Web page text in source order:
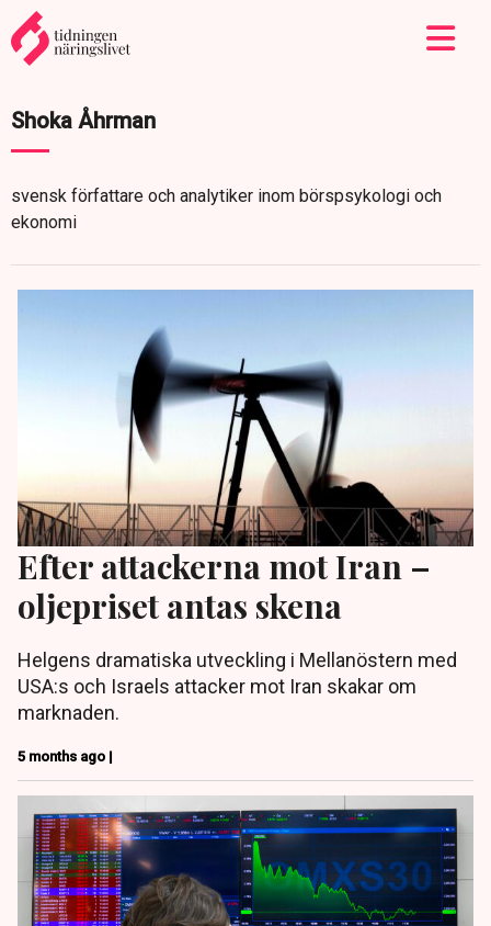
Shoka Åhrman
svensk författare och analytiker inom börspsykologi och
ekonomi
Efter attackerna mot Iran –
oljepriset antas skena
Helgens dramatiska utveckling i Mellanöstern med
USA:s och Israels attacker mot Iran skakar om
marknaden.
5 months ago |